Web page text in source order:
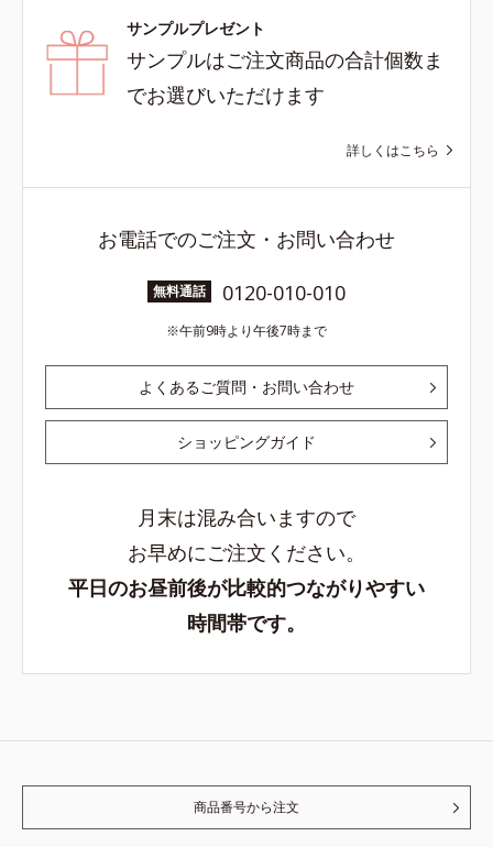
サンプルプレゼント
サンプルはご注文商品の合計個数ま
でお選びいただけます
詳しくはこちら
お電話でのご注文・お問い合わせ
無料通話 0120-010-010
午前9時より午後7時まで
よくあるご質問・お問い合わせ
ショッピングガイド
月末は混み合いますので
お早めにご注文ください。
平日のお昼前後が比較的つながりやすい
時間帯です。
商品番号から注文